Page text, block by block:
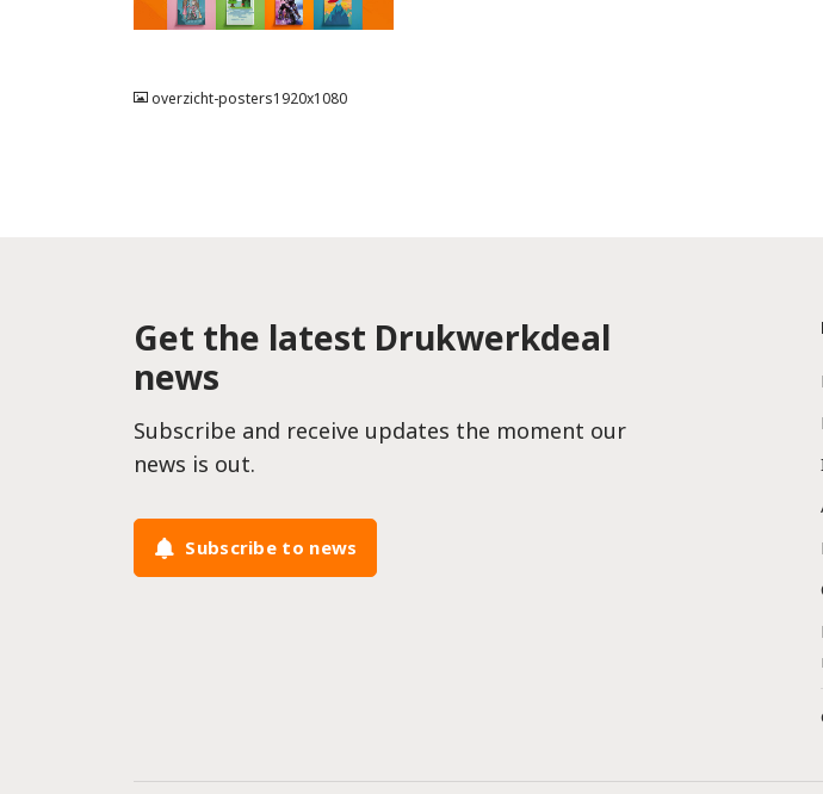
overzicht-posters1920x1080
Get the latest Drukwerkdeal
news
Subscribe and receive updates the moment our
news is out.
Subscribe to news